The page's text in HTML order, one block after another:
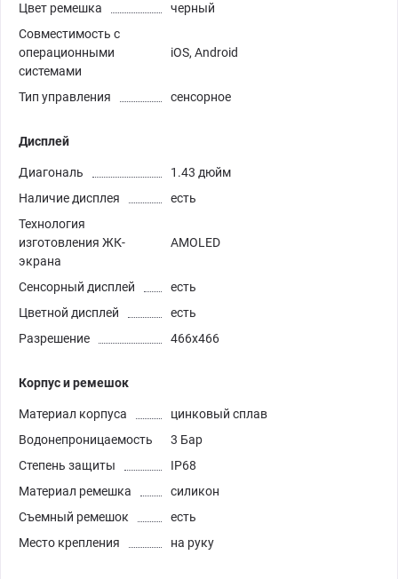
Цвет ремешка
черный
Совместимость с
операционными
системами
iOS, Android
Тип управления сенсорное
Дисплей
Диагональ
1.43 дюйм
Наличие дисплея
есть
Технология
изготовления ЖК-
экрана
AMOLED
Сенсорный дисплей
есть
Цветной дисплей
есть
Разрешение
466х466
Корпус и ремешок
Материал корпуса
цинковый сплав
Водонепроницаемость
3 Бар
Степень защиты
IP68
Материал ремешка
силикон
Съемный ремешок
есть
Место крепления
на руку